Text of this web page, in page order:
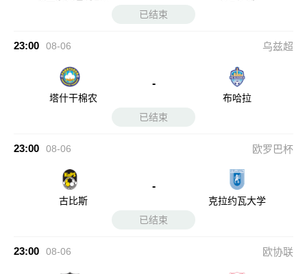
已结束
23:00 08-06 乌兹超
塔什干棉农
-
布哈拉
已结束
23:00 08-06 欧罗巴杯
古比斯
-
克拉约瓦大学
已结束
23:00 08-06 欧协联